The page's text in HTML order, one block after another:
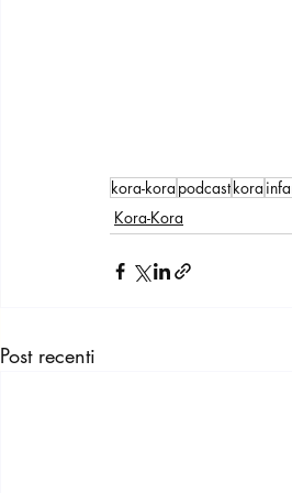
kora-kora podcastkora
Kora-Kora
Post recenti